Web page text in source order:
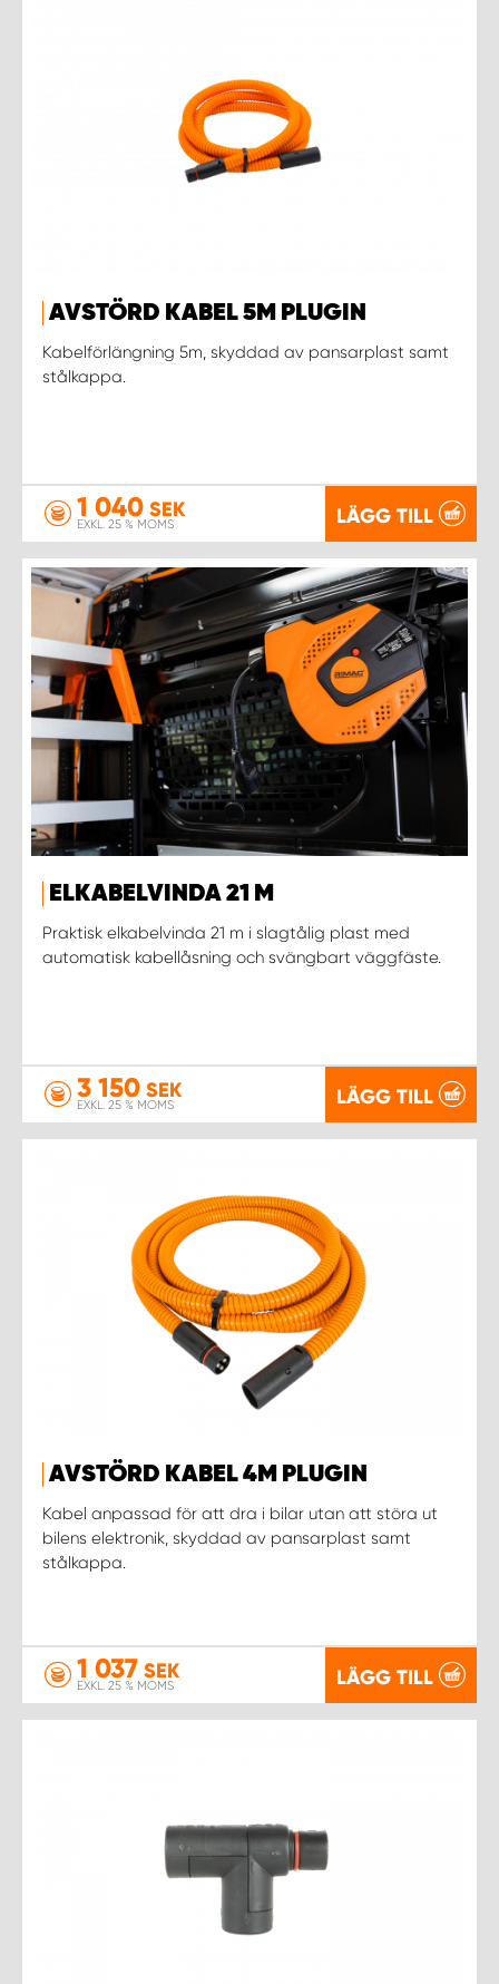
AVSTÖRD KABEL 5M PLUGIN
Kabelförlängning 5m, skyddad av pansarplast samt
stålkappa.
1 040 SEK
EXKL. 25 % MOMS LÄGG TILL
ELKABELVINDA 21 M
Praktisk elkabelvinda 21 m i slagtålig plast med
automatisk kabellåsning och svängbart väggfäste.
3 150 SEK
EXKL. 25 % MOMS LÄGG TILL
AVSTÖRD KABEL 4M PLUGIN
Kabel anpassad för att dra i bilar utan att störa ut
bilens elektronik, skyddad av pansarplast samt
stålkappa.
1 037 SEK
EXKL. 25 % MOMS LÄGG TILL